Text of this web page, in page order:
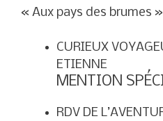
« Aux pays des brumes
CURIEUX
ETIENNE
MENTION
RDV DE